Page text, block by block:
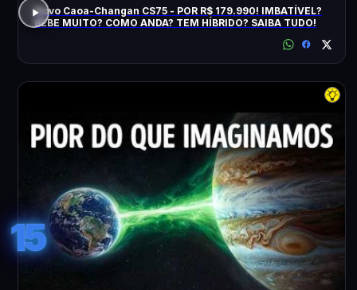
Novo Caoa-Changan CS75 - POR R$ 179.990! IMBATÍVEL?
BEBE MUITO? COMO ANDA? TEM HÍBRIDO? SAIBA TUDO!
15